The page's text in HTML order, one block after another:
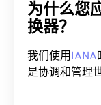
为什么您
换器？
我们使用IANA
是协调和管理